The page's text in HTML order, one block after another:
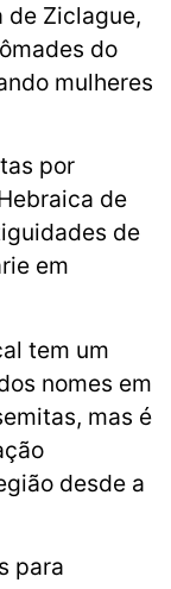
de Ziclague,
do
mulheres
por
de
de
em
tem um
nomes em
mas é
desde a
para